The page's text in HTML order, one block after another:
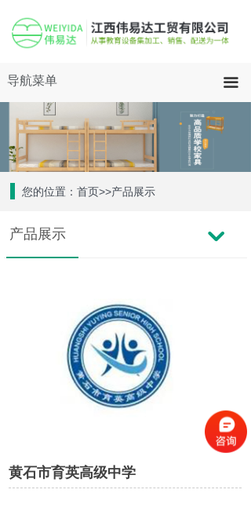
导航菜单 끀
您的位置：首页>>产品展示
产品展示 낔
黄石市育英高级中学